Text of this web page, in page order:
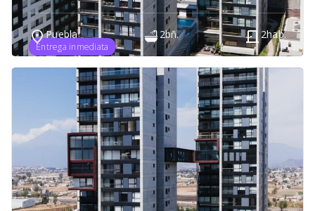
Entrega inmediata
Puebla 2bñ. 2hab.